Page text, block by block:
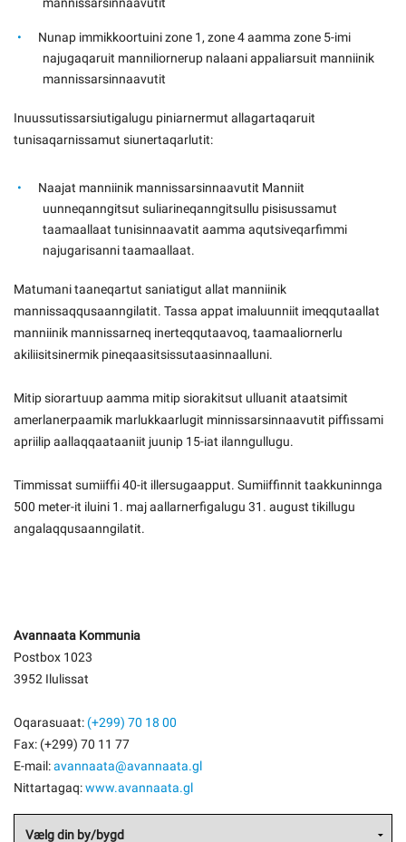
mannissarsinnaavutit
Nunap immikkoortuini zone 1, zone 4 aamma zone 5-imi
najugaqaruit manniliornerup nalaani appaliarsuit manniinik
mannissarsinnaavutit
Inuussutissarsiutigalugu piniarnermut allagartaqaruit
tunisaqarnissamut siunertaqarlutit:
Naajat manniinik mannissarsinnaavutit Manniit
uunneqanngitsut suliarineqanngitsullu pisisussamut
taamaallaat tunisinnaavatit aamma aqutsiveqarfimmi
najugarisanni taamaallaat.
Matumani taaneqartut saniatigut allat manniinik
mannissaqqusaanngilatit. Tassa appat imaluunniit imeqqutaallat
manniinik mannissarneq inerteqqutaavoq, taamaaliornerlu
akiliisitsinermik pineqaasitsissutaasinnaalluni.
Mitip siorartuup aamma mitip siorakitsut ulluanit ataatsimit
amerlanerpaamik marlukkaarlugit minnissarsinnaavutit piffissami
apriilip aallaqqaataaniit juunip 15-iat ilanngullugu.
Timmissat sumiiffii 40-it illersugaapput. Sumiiffinnit taakkuninnga
500 meter-it iluini 1. maj aallarnerfigalugu 31. august tikillugu
angalaqqusaanngilatit.
Avannaata Kommunia
Postbox 1023
3952 Ilulissat
Oqarasuaat: (+299) 70 18 00
Fax: (+299) 70 11 77
E-mail:avannaata@avannaata.gl
Nittartagaq:www.avannaata.gl